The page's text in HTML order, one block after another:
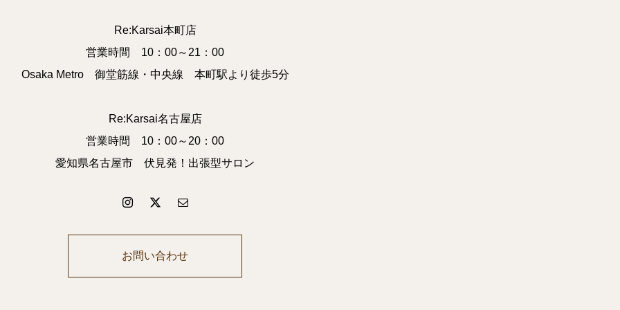
Re:Karsai本町店
営業時間 10：00～21：00
Osaka Metro 御堂筋線・中央線 本町駅より徒歩5分
Re:Karsai名古屋店
営業時間 10：00～20：00
愛知県名古屋市 伏見発！出張型サロン
お問い合わせ